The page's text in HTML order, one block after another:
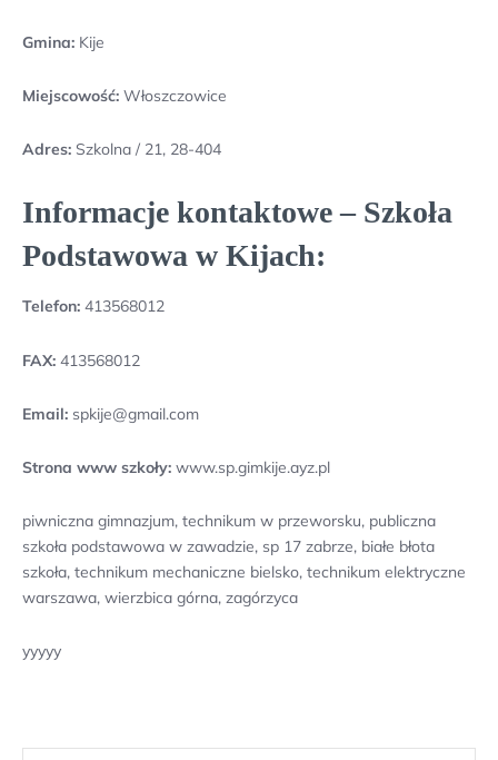
Gmina: Kije
Miejscowość: Włoszczowice
Adres: Szkolna / 21, 28-404
Informacje kontaktowe – Szkoła
Podstawowa w Kijach:
Telefon: 413568012
FAX: 413568012
Email: spkije@gmail.com
Strona www szkoły: www.sp.gimkije.ayz.pl
piwniczna gimnazjum, technikum w przeworsku, publiczna
szkoła podstawowa w zawadzie, sp 17 zabrze, białe błota
szkoła, technikum mechaniczne bielsko, technikum elektryczne
warszawa, wierzbica górna, zagórzyca
yyyyy